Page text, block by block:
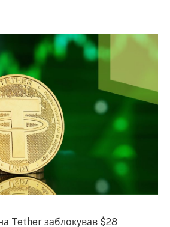
Tether заблокував $28